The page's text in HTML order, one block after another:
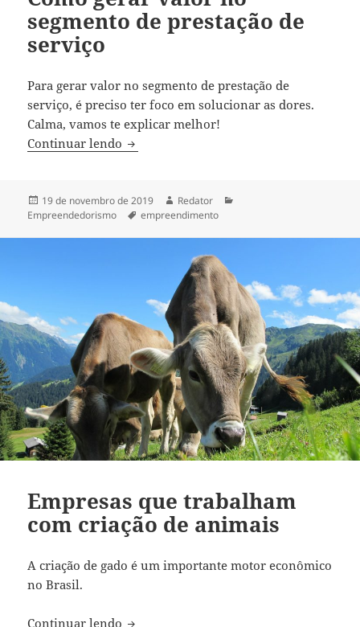
segmento de prestação de
serviço
Para gerar valor no segmento de prestação de
serviço, é preciso ter foco em solucionar as dores.
Calma, vamos te explicar melhor!
Continuar lendo Como gerar valor no segmento de
Publicado
em
19 de novembro de 2019 Autor
Redator
Empreendedorismo
Tags
empreendimento
Empresas que trabalham
com criação de animais
A criação de gado é um importante motor econômico
no Brasil.
Continuar lendo Empresas que trabalham com criação